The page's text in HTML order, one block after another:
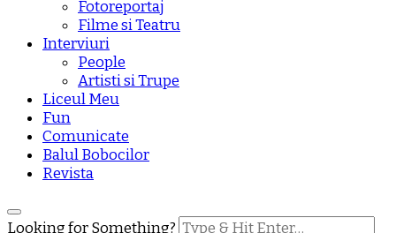
Fotoreportaj
Filme si Teatru
Interviuri
People
Artisti si Trupe
Liceul Meu
Fun
Comunicate
Balul Bobocilor
Revista
Looking for Something?